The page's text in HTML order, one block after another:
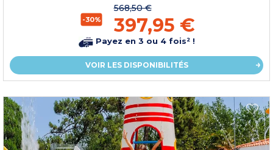
-30%
568,50 €
397,95 €
Payez en 3 ou 4 fois² !
VOIR LES DISPONIBILITÉS